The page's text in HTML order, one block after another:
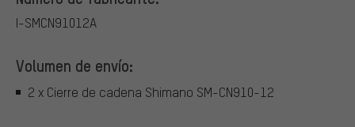
I-SMCN91012A
Volumen de envío:
2 x Cierre de cadena Shimano SM-CN910-12